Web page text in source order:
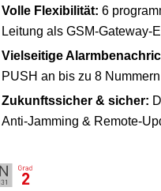
Volle Flexibilität: 6
Leitung als GSM-Gateway-
Vielseitige
PUSH an bis zu 8 Nummern
Zukunftssicher & sicher:
Anti-Jamming & Remote-